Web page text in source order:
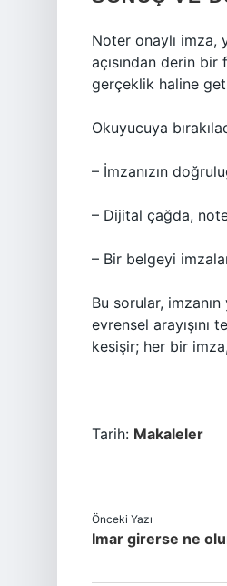
Noter onaylı
açısından derin
gerçeklik haline
Okuyucuya
– İmzanızın
– Dijital çağda,
– Bir belgeyi
Bu sorular,
evrensel arayışını
kesişir; her bir
Tarih: Makaleler
Önceki Yazı
Imar girerse ne